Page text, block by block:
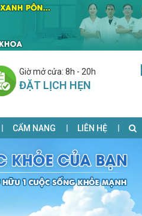
Giờ mở cửa: 8h - 20h
ĐẶT LỊCH HẸN
CẨM NANG LIÊN HỆ